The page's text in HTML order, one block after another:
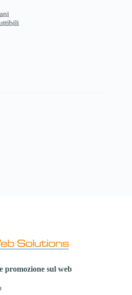
promozione sul web